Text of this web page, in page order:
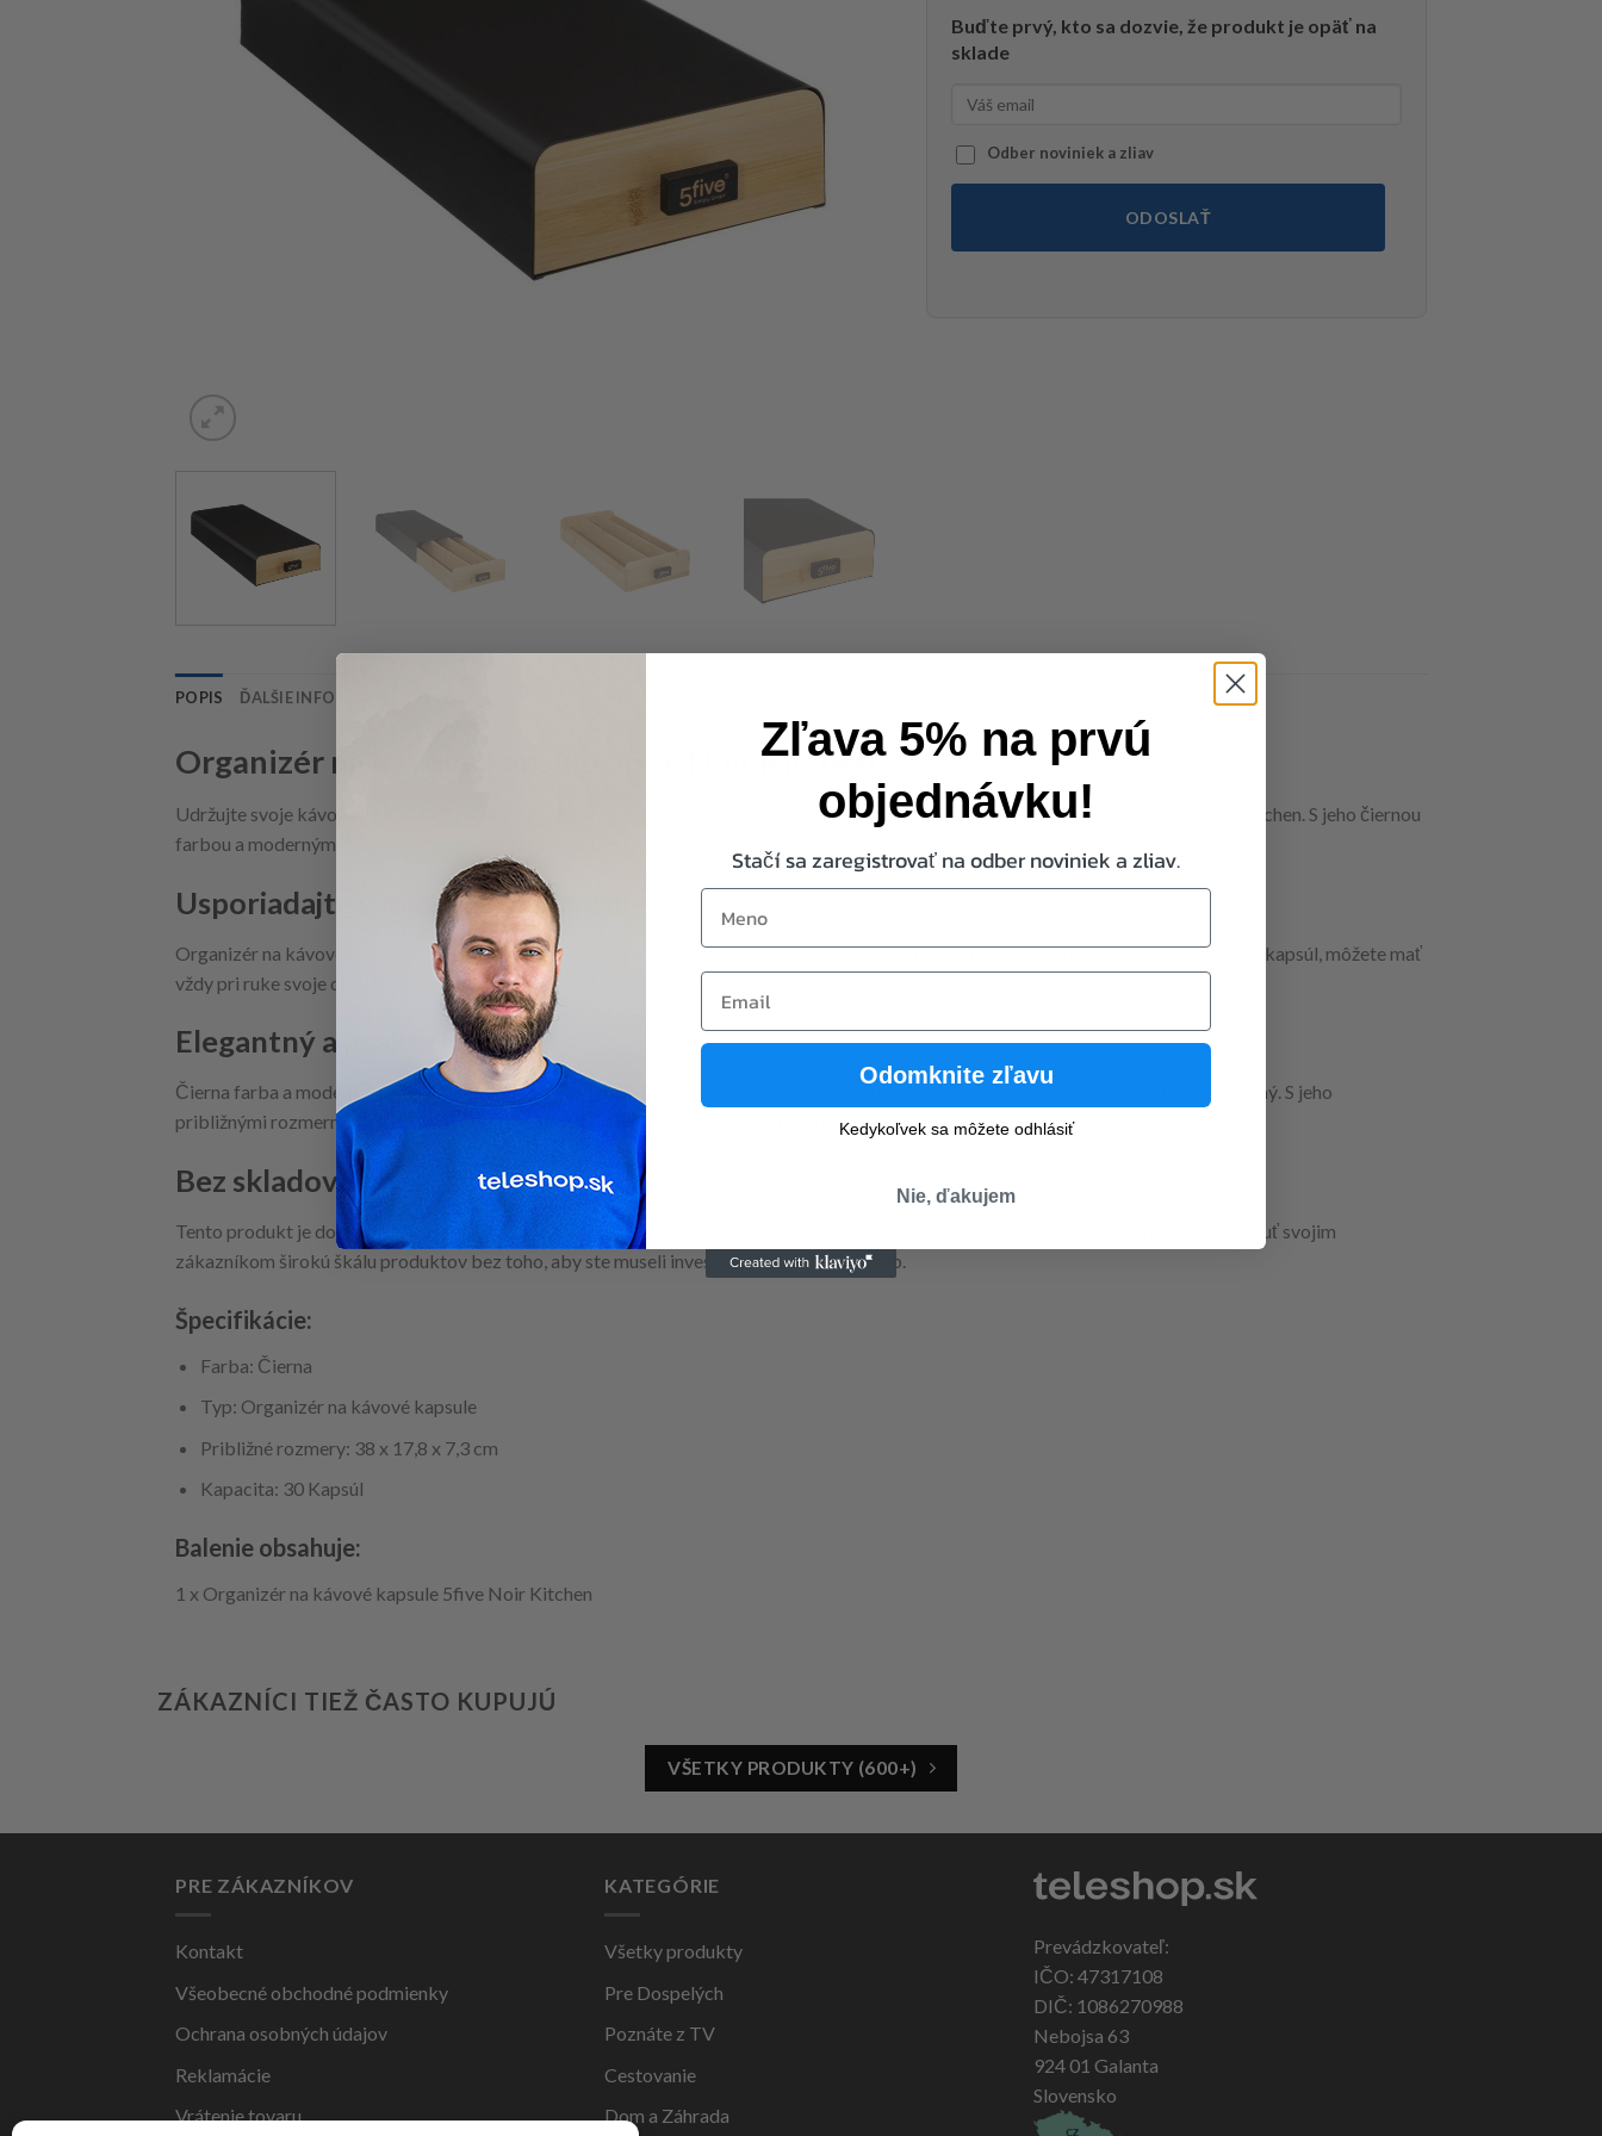
Buďte prvý, kto sa dozvie, že produkt je opäť na
sklade
Odber noviniek a zliav
ODOSLAŤ
POPIS ĎALŠIE INFORMÁCIE
Organizér na kávové kapsule 5five Noir Kitchen
Udržujte svoje kávové kapsule v dokonalom poriadku s týmto elegantným a praktickým organizérom na kávové kapsule 5five Noir Kitchen. S jeho čiernou
farbou a moderným dizajnom sa hodí do každej kuchyne.
Usporiadajte svoje kávové kapsule
Organizér na kávové kapsule 5five Noir Kitchen je ideálny pre udržiavanie vašich kávových kapsúl na jednom mieste. S kapacitou až 30 kapsúl, môžete mať
vždy pri ruke svoje obľúbené druhy kávy.
Elegantný a praktický dizajn
Čierna farba a moderný dizajn tohto organizéra na kávové kapsule sa hodí do každej kuchyne. Je nielen funkčný, ale aj esteticky príjemný. S jeho
približnými rozmermi 38 x 17,8 x 7,3 cm sa zmestí na akúkoľvek kuchynskú linku alebo do skrinky.
Bez skladovania zásob
Tento produkt je dostupný na dropshipping, takže ho môžete predávať bez potreby skladovania zásob. To znamená, že môžete ponúknuť svojim
zákazníkom širokú škálu produktov bez toho, aby ste museli investovať do veľkých zásob.
Špecifikácie:
Farba: Čierna
Typ: Organizér na kávové kapsule
Približné rozmery: 38 x 17,8 x 7,3 cm
Kapacita: 30 Kapsúl
Balenie obsahuje:
1 x Organizér na kávové kapsule 5five Noir Kitchen
ZÁKAZNÍCI TIEŽ ČASTO KUPUJÚ
VŠETKY PRODUKTY (600+)
PRE ZÁKAZNÍKOV
Kontakt
Všeobecné obchodné podmienky
Ochrana osobných údajov
Reklamácie
Vrátenie tovaru
KATEGÓRIE
Všetky produkty
Pre Dospelých
Poznáte z TV
Cestovanie
Dom a Záhrada
Prevádzkovateľ:
IČO: 47317108
DIČ: 1086270988
Nebojsa 63
924 01 Galanta
Slovensko
Zľava 5% na prvú
objednávku!
Stačí sa zaregistrovať na odber noviniek a zliav.
first-name
Email
Odomknite zľavu
Kedykoľvek sa môžete odhlásiť
Nie, ďakujem